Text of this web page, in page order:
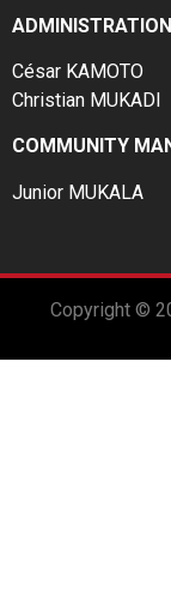
César KAMOTO
Christian MUKADI
COMMUNITY
Junior MUKALA
Copyright ©